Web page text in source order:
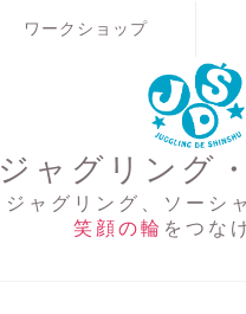
ワークショップ
ジャグリング
ジャグリング、ソーシ
笑顔の輪 をつな